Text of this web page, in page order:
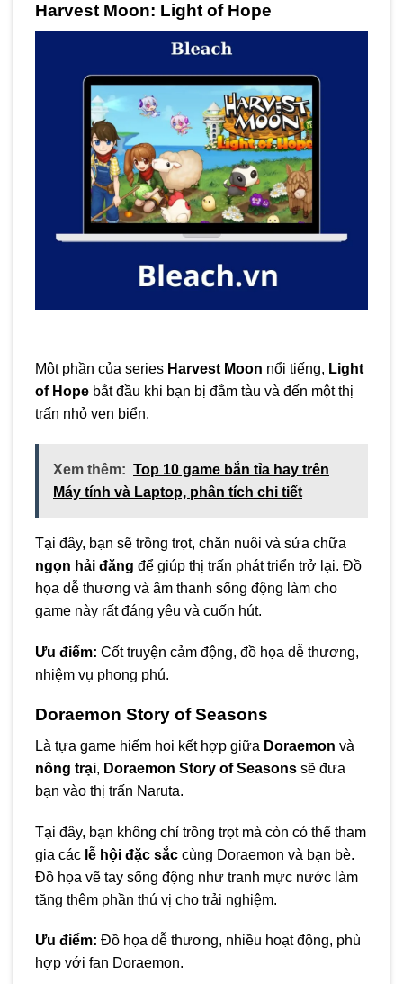
Harvest Moon: Light of Hope
Một phần của series Harvest Moon nổi tiếng, Light
of Hope bắt đầu khi bạn bị đắm tàu và đến một thị
trấn nhỏ ven biển.
Xem thêm: Top 10 game bắn tỉa hay trên
Máy tính và Laptop, phân tích chi tiết
Tại đây, bạn sẽ trồng trọt, chăn nuôi và sửa chữa
ngọn hải đăng để giúp thị trấn phát triển trở lại. Đồ
họa dễ thương và âm thanh sống động làm cho
game này rất đáng yêu và cuốn hút.
Ưu điểm: Cốt truyện cảm động, đồ họa dễ thương,
nhiệm vụ phong phú.
Doraemon Story of Seasons
Là tựa game hiếm hoi kết hợp giữa Doraemon và
nông trại, Doraemon Story of Seasons sẽ đưa
bạn vào thị trấn Naruta.
Tại đây, bạn không chỉ trồng trọt mà còn có thể tham
gia các lễ hội đặc sắc cùng Doraemon và bạn bè.
Đồ họa vẽ tay sống động như tranh mực nước làm
tăng thêm phần thú vị cho trải nghiệm.
Ưu điểm: Đồ họa dễ thương, nhiều hoạt động, phù
hợp với fan Doraemon.